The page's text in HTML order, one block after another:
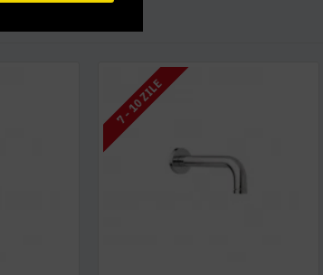
7 - 10 ZILE